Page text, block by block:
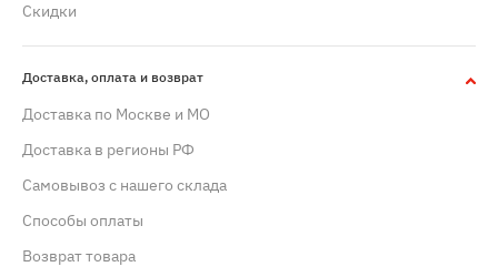
Скидки
Доставка, оплата и возврат
Доставка по Москве и МО
Доставка в регионы РФ
Самовывоз с нашего склада
Способы оплаты
Возврат товара